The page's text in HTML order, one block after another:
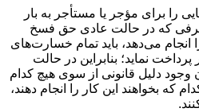
را برای مؤجر یا مستأجر به بار
که در حالت عادی حق فسخ
انجام می‌دهد، باید تمام خسارت‌های
نماید؛ بنابراین در حالت
وجود دلیل قانونی از سوی هیچ کدام
که بخواهند این کار را انجام دهند،